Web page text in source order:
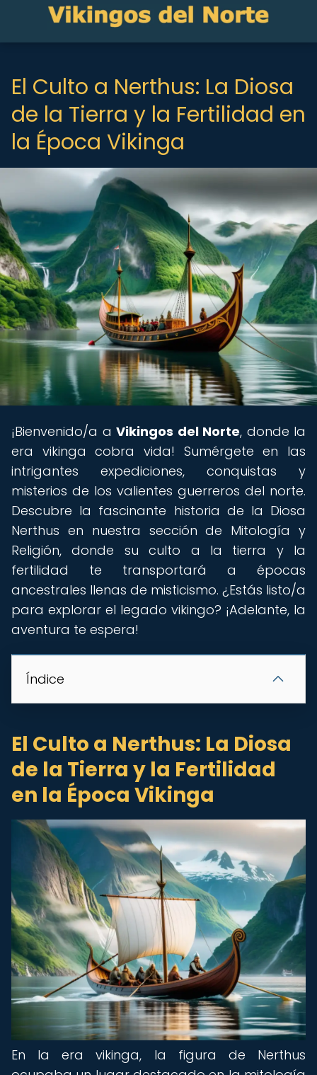
El Culto a Nerthus: La Diosa
de la Tierra y la Fertilidad en
la Época Vikinga
¡Bienvenido/a a Vikingos del Norte, donde la
era vikinga cobra vida! Sumérgete en las
intrigantes expediciones, conquistas y
misterios de los valientes guerreros del norte.
Descubre la fascinante historia de la Diosa
Nerthus en nuestra sección de Mitología y
Religión, donde su culto a la tierra y la
fertilidad te transportará a épocas
ancestrales llenas de misticismo. ¿Estás listo/a
para explorar el legado vikingo? ¡Adelante, la
aventura te espera!
Índice
El Culto a Nerthus: La Diosa
de la Tierra y la Fertilidad
en la Época Vikinga
En la era vikinga, la figura de Nerthus